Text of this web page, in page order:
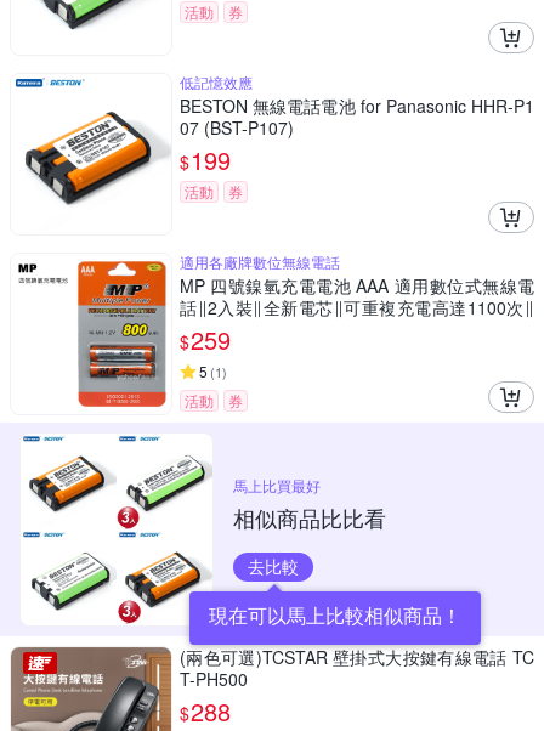
活動 券
低記憶效應
BESTON 無線電話電池 for Panasonic HHR-P1
07 (BST-P107)
$199
活動 券
適用各廠牌數位無線電話
MP 四號鎳氫充電電池 AAA 適用數位式無線電
話∥2入裝∥全新電芯∥可重複充電高達1100次∥
1.2V / 800mAh
$259
5 (1)
活動 券
馬上比買最好
相似商品比比看
去比較
現在可以馬上比較相似商品！
(兩色可選)TCSTAR 壁掛式大按鍵有線電話 TC
T-PH500
$288